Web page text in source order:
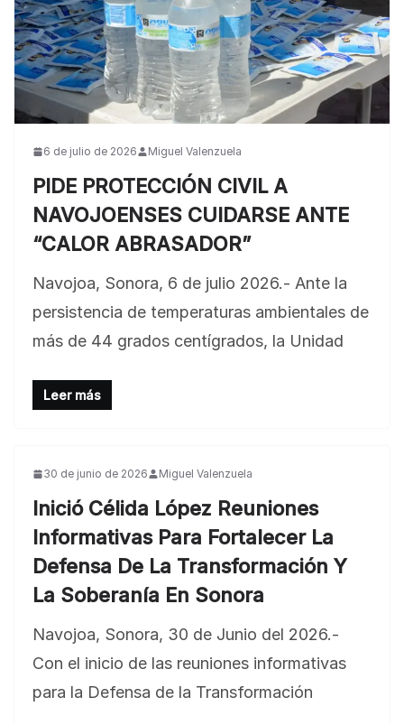
6 de julio de 2026 Miguel Valenzuela
PIDE PROTECCIÓN CIVIL A
NAVOJOENSES CUIDARSE ANTE
“CALOR ABRASADOR”
Navojoa, Sonora, 6 de julio 2026.- Ante la
persistencia de temperaturas ambientales de
más de 44 grados centígrados, la Unidad
Leer más
30 de junio de 2026 Miguel Valenzuela
Inició Célida López Reuniones
Informativas Para Fortalecer La
Defensa De La Transformación Y
La Soberanía En Sonora
Navojoa, Sonora, 30 de Junio del 2026.-
Con el inicio de las reuniones informativas
para la Defensa de la Transformación